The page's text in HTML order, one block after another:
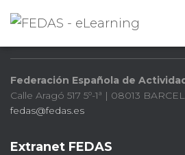
Federación Española de
Calle Aragó 517 5º-1ª | 08013
fedas@fedas.es
Extranet FEDAS